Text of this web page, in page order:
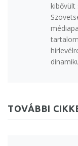
kibővült
TOVÁBBI